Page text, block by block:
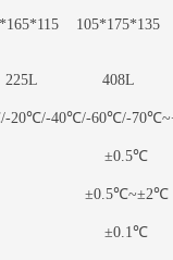
105*175*135
225L 408L
20℃/-40℃/-60℃/-
±0.5℃
±0.5℃~±2℃
±0.1℃